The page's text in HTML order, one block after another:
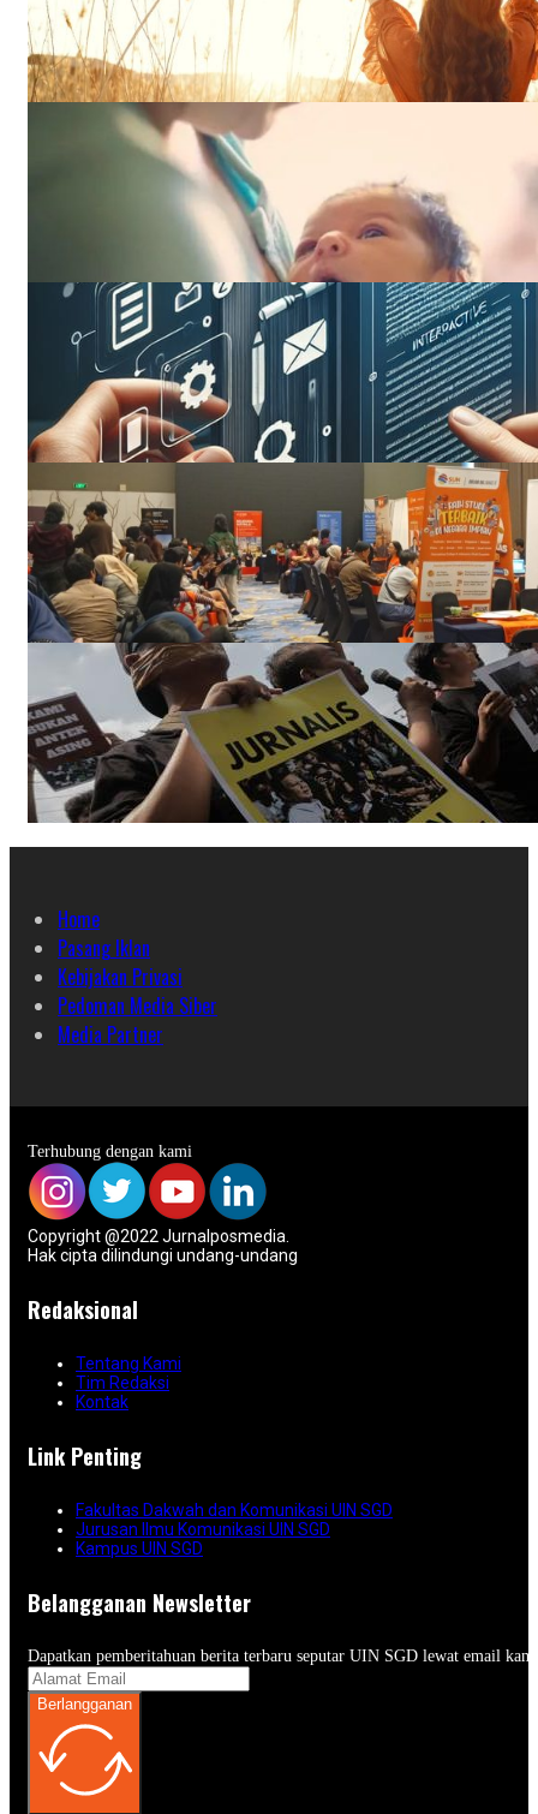
Home
Pasang Iklan
Kebijakan Privasi
Pedoman Media Siber
Media Partner
Terhubung dengan kami
Copyright @2022 Jurnalposmedia.
Hak cipta dilindungi undang-undang
Redaksional
Tentang Kami
Tim Redaksi
Kontak
Link Penting
Fakultas Dakwah dan Komunikasi UIN SGD
Jurusan Ilmu Komunikasi UIN SGD
Kampus UIN SGD
Belangganan Newsletter
Dapatkan pemberitahuan berita terbaru seputar UIN SGD lewat email
Berlangganan